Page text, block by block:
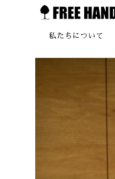
私たちについて